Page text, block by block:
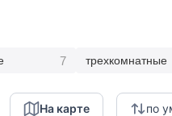
7 трехкомнатные
по
На карте